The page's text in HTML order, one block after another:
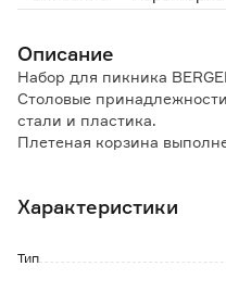
Описание
Набор для пикника
Столовые
стали и пластика.
Плетеная корзина
Ручки дополнительно
Характеристики
Тип